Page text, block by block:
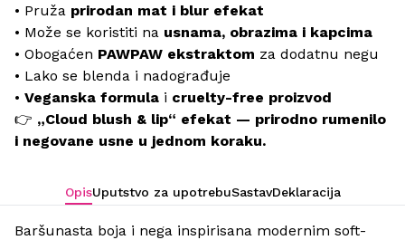
• Pruža prirodan mat i blur efekat
• Može se koristiti na usnama, obrazima i kapcima
• Obogaćen PAWPAW ekstraktom za dodatnu negu
• Lako se blenda i nadograđuje
• Veganska formula i cruelty-free proizvod
👉 „Cloud blush & lip“ efekat — prirodno rumenilo
i negovane usne u jednom koraku.
OpisUputstvo za upotrebuSastavDeklaracija
Baršunasta boja i nega inspirisana modernim soft-